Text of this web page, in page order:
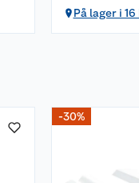
På lager i
-30%